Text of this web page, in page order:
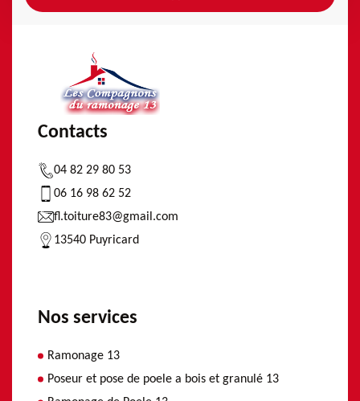
Contacts
04 82 29 80 53
06 16 98 62 52
fl.toiture83@gmail.com
13540 Puyricard
Nos services
Ramonage 13
Poseur et pose de poele a bois et granulé 13